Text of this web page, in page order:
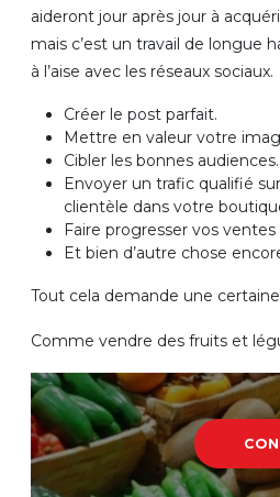
aideront jour après jour à
mais c’est un travail de longue
à l’aise avec les réseaux sociaux.
Créer le post parfait.
Mettre en valeur votre
Cibler les bonnes audiences.
Envoyer un trafic qualifié
clientèle dans votre
Faire progresser vos ventes
Et bien d’autre chose
Tout cela demande une
Comme vendre des fruits et